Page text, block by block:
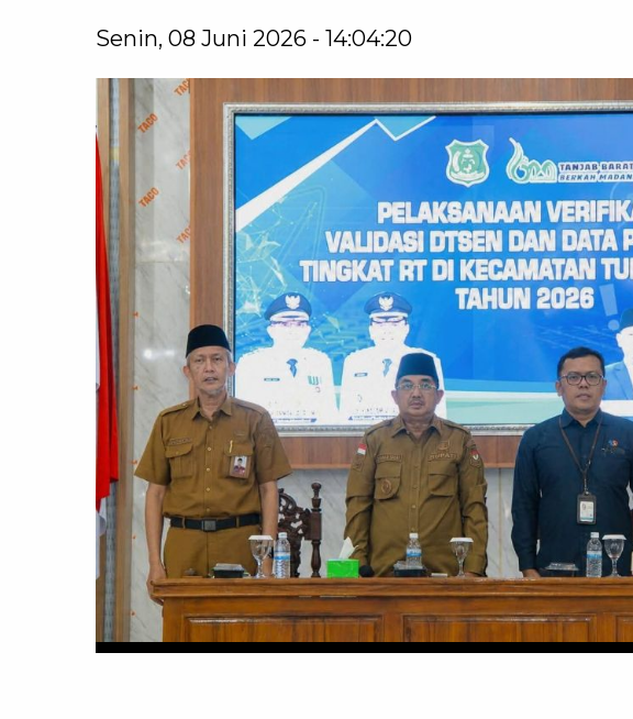
Senin, 08 Juni 2026 - 14:04:20